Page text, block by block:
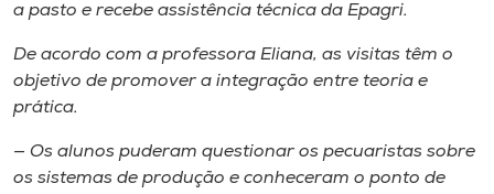
a pasto e recebe assistência técnica da Epagri.
De acordo com a professora Eliana, as visitas têm o
objetivo de promover a integração entre teoria e
prática.
— Os alunos puderam questionar os pecuaristas sobre
os sistemas de produção e conheceram o ponto de